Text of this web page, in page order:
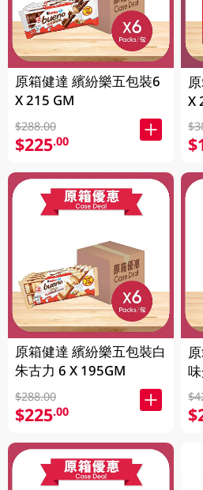
原箱健達 繽紛樂五包裝6
X 215 GM
$288.00
$225.00
原箱健達 繽紛樂五包裝白
朱古力 6 X 195GM
$288.00
$225.00
X